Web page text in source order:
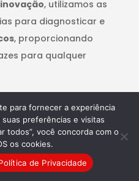
inovação, utilizamos as
para diagnosticar e
, proporcionando
para qualquer
para fornecer a experiência
preferências e visitas
todos”, você concorda com o
os cookies.
de Privacidade